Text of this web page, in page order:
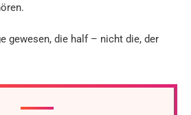
gewesen, die half – nicht die, der